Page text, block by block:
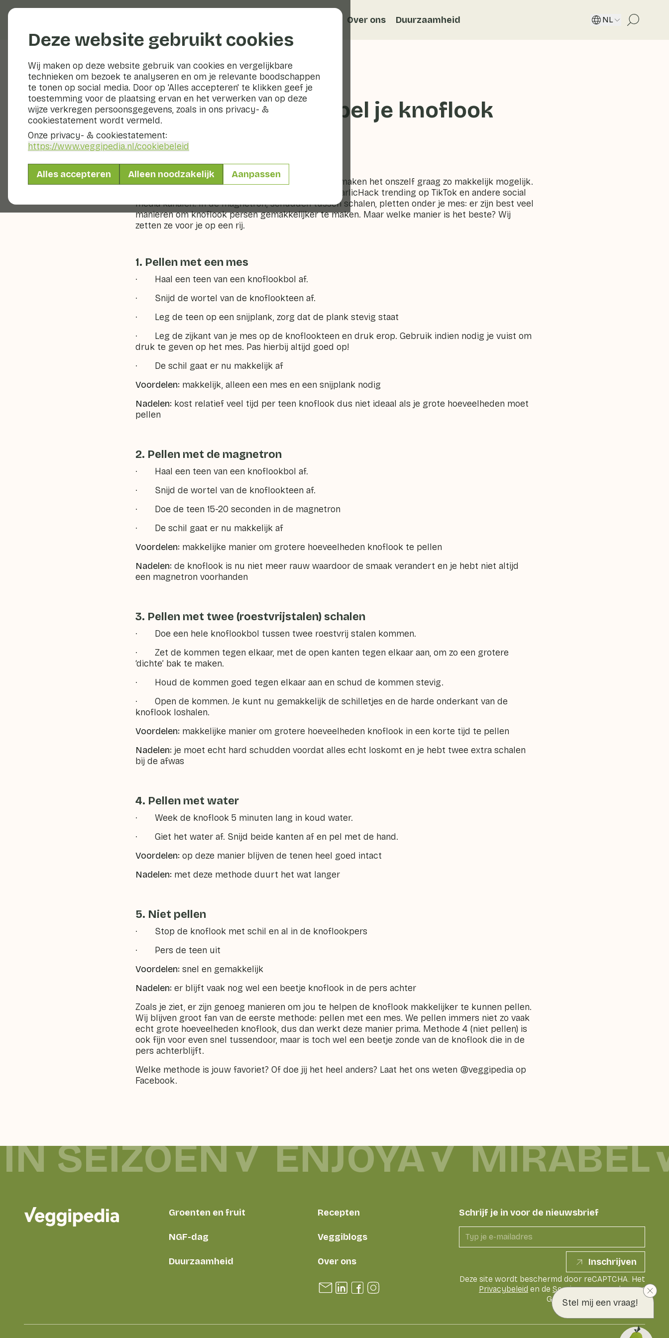
Stel mij een vraag!
Deze website gebruikt cookies
Wij maken op deze website gebruik van cookies en vergelijkbare
technieken om bezoek te analyseren en om je relevante boodschappen
te tonen op social media. Door op 'Alles accepteren' te klikken geef je
toestemming voor de plaatsing ervan en het verwerken van op deze
wijze verkregen persoonsgegevens, zoals in ons privacy- &
cookiestatement wordt vermeld.
Onze privacy- & cookiestatement:
https://www.veggipedia.nl/cookiebeleid
Alles accepteren Alleen noodzakelijk Aanpassen
Over ons Duurzaamheid NL
Veggiblogs
#GarlickHack: Hoe pel je knoflook
het beste?
Knoflook pellen is niet het leukste klusje, dus we maken het onszelf graag zo makkelijk mogelijk.
Misschien is er daarom regelmatig een nieuwe #GarlicHack trending op TikTok en andere social
media kanalen. In de magnetron, schudden tussen schalen, pletten onder je mes: er zijn best veel
manieren om knoflook persen gemakkelijker te maken. Maar welke manier is het beste? Wij
zetten ze voor je op een rij.
1. Pellen met een mes
· Haal een teen van een knoflookbol af.
· Snijd de wortel van de knoflookteen af.
· Leg de teen op een snijplank, zorg dat de plank stevig staat
· Leg de zijkant van je mes op de knoflookteen en druk erop. Gebruik indien nodig je vuist om
druk te geven op het mes. Pas hierbij altijd goed op!
· De schil gaat er nu makkelijk af
Voordelen: makkelijk, alleen een mes en een snijplank nodig
Nadelen: kost relatief veel tijd per teen knoflook dus niet ideaal als je grote hoeveelheden moet
pellen
2. Pellen met de magnetron
· Haal een teen van een knoflookbol af.
· Snijd de wortel van de knoflookteen af.
· Doe de teen 15-20 seconden in de magnetron
· De schil gaat er nu makkelijk af
Voordelen: makkelijke manier om grotere hoeveelheden knoflook te pellen
Nadelen: de knoflook is nu niet meer rauw waardoor de smaak verandert en je hebt niet altijd
een magnetron voorhanden
3. Pellen met twee (roestvrijstalen) schalen
· Doe een hele knoflookbol tussen twee roestvrij stalen kommen.
· Zet de kommen tegen elkaar, met de open kanten tegen elkaar aan, om zo een grotere
‘dichte’ bak te maken.
· Houd de kommen goed tegen elkaar aan en schud de kommen stevig.
· Open de kommen. Je kunt nu gemakkelijk de schilletjes en de harde onderkant van de
knoflook loshalen.
Voordelen: makkelijke manier om grotere hoeveelheden knoflook in een korte tijd te pellen
Nadelen: je moet echt hard schudden voordat alles echt loskomt en je hebt twee extra schalen
bij de afwas
4. Pellen met water
· Week de knoflook 5 minuten lang in koud water.
· Giet het water af. Snijd beide kanten af en pel met de hand.
Voordelen: op deze manier blijven de tenen heel goed intact
Nadelen: met deze methode duurt het wat langer
5. Niet pellen
· Stop de knoflook met schil en al in de knoflookpers
· Pers de teen uit
Voordelen: snel en gemakkelijk
Nadelen: er blijft vaak nog wel een beetje knoflook in de pers achter
Zoals je ziet, er zijn genoeg manieren om jou te helpen de knoflook makkelijker te kunnen pellen.
Wij blijven groot fan van de eerste methode: pellen met een mes. We pellen immers niet zo vaak
echt grote hoeveelheden knoflook, dus dan werkt deze manier prima. Methode 4 (niet pellen) is
ook fijn voor even snel tussendoor, maar is toch wel een beetje zonde van de knoflook die in de
pers achterblijft.
Welke methode is jouw favoriet? Of doe jij het heel anders? Laat het ons weten @veggipedia op
Facebook.
SEIZOEN ENJOYA MIRABEL
Groenten en fruit Recepten
NGF-dag Veggiblogs
Duurzaamheid Over ons
Schrijf je in voor de nieuwsbrief
Inschrijven
Deze site wordt beschermd door reCAPTCHA. Het
Privacybeleid en de Servicevoorwaardenvan
Google zijn van toepassing